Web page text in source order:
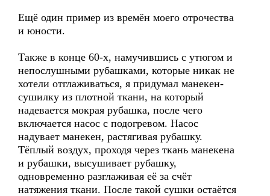
Ещё один пример из времён моего отрочества
и юности.
Также в конце 60-х, намучившись с утюгом и
непослушными рубашками, которые никак не
хотели отглаживаться, я придумал манекен-
сушилку из плотной ткани, на который
надевается мокрая рубашка, после чего
включается насос с подогревом. Насос
надувает манекен, растягивая рубашку.
Тёплый воздух, проходя через ткань манекена
и рубашки, высушивает рубашку,
одновременно разглаживая её за счёт
натяжения ткани. После такой сушки остаётся